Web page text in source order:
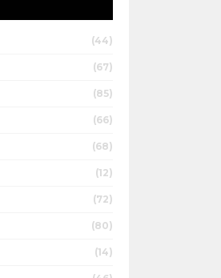
(44)
(67)
(85)
(66)
(68)
(12)
(72)
(80)
(14)